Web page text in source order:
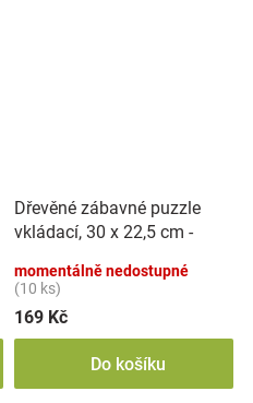
Dřevěné zábavné puzzle
vkládací, 30 x 22,5 cm -
momentálně nedostupné
(10 ks)
169 Kč
Do košíku